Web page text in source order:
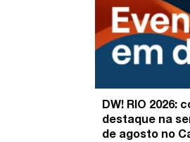
DW! RIO 2026:
destaque na
de agosto no